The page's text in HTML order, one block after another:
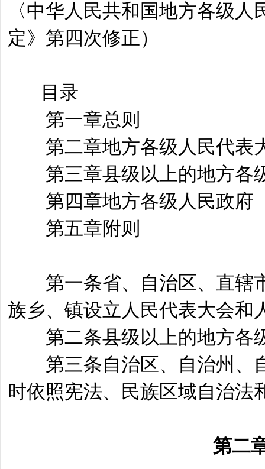
〈中华人民共和国地方各级
定》第四次修正）
目录
第一章总则
第二章地方各级人民代表
第三章县级以上的地方各
第四章地方各级人民政府
第五章附则
第一条省、自治区、直辖市
族乡、镇设立人民代表大会和
第二条县级以上的地方各
第三条自治区、自治州、自
时依照宪法、民族区域自治法
第二